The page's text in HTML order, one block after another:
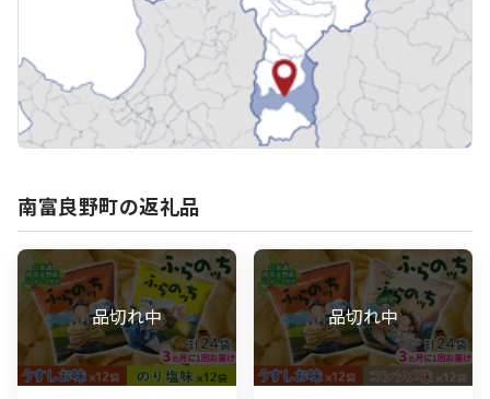
南富良野町の返礼品